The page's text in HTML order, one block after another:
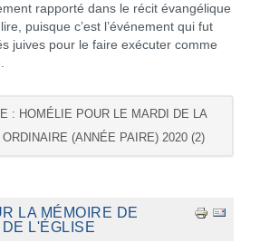
rapporté dans le récit évangélique
puisque c’est l’événement qui fut
juives pour le faire exécuter comme
: HOMÉLIE POUR LE MARDI DE LA
(ANNÉE PAIRE) 2020 (2)
LA MÉMOIRE DE
L'ÉGLISE